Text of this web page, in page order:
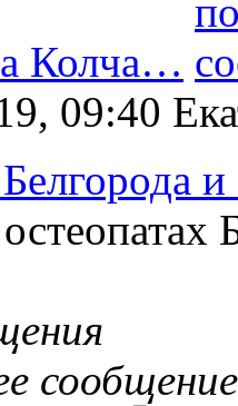
Колча…
09:40
сообщение